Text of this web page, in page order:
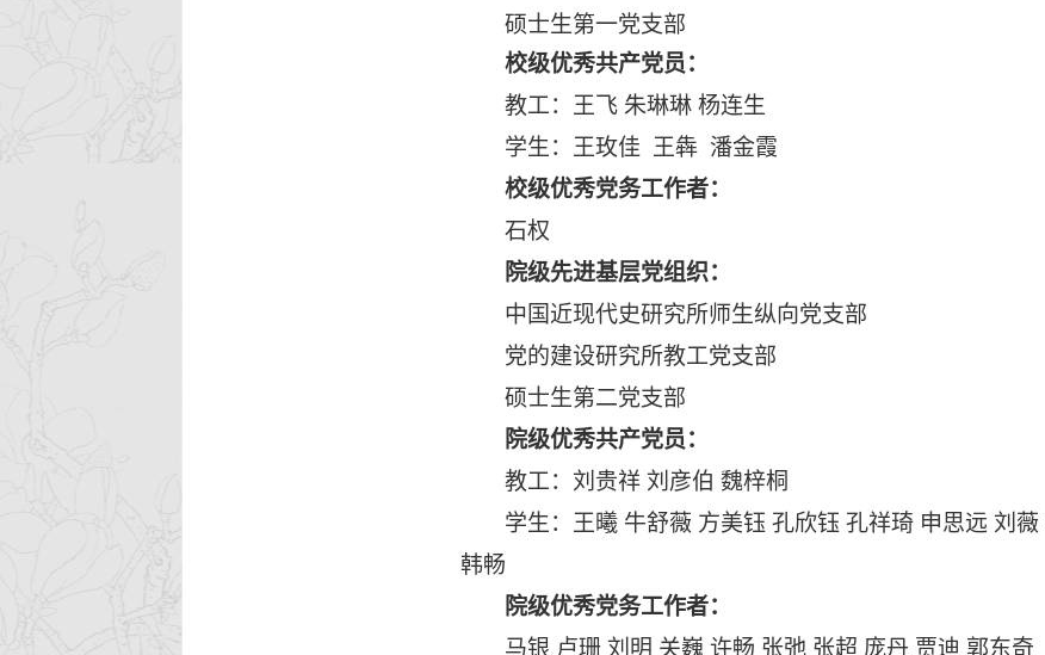
硕士生第一党支部
校级优秀共产党员：
教工：王飞 朱琳琳 杨连生
学生：王玫佳
王犇 潘金霞
校级优秀党务工作者：
石权
院级先进基层党组织：
中国近现代史研究所师生纵向党支部
党的建设研究所教工党支部
硕士生第二党支部
院级优秀共产党员：
教工：刘贵祥 刘彦伯 魏梓桐
学生：王曦 牛舒薇 方美钰 孔欣钰 孔祥琦 申思远 刘薇
韩畅
院级优秀党务工作者：
马银 卢珊 刘明 关巍 许畅 张弛 张超 庞丹 贾迪 郭东奇